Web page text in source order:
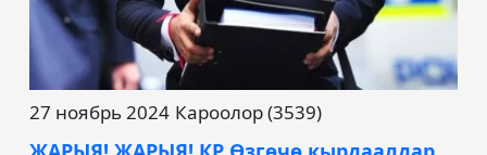
27 ноябрь 2024 Кароолор (3539)